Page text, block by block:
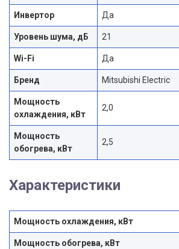
Инвертор Да
Уровень шума, дБ 21
Wi-Fi Да
Бренд Mitsubishi Electric
Мощность
охлаждения, кВт
2,0
Мощность
обогрева, кВт
2,5
Характеристики
Мощность охлаждения, кВт
Мощность обогрева, кВт